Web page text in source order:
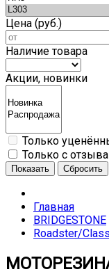
Цена (руб.)
Наличие товара
Акции, новинки
Только
Только с
Показать Сбросить
Главная
BRIDGESTONE
Roadster/
МОТОРЕЗИНА